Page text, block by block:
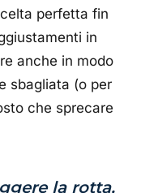
perfetta fin
in
anche in modo
sbagliata (o per
che sprecare
la rotta,